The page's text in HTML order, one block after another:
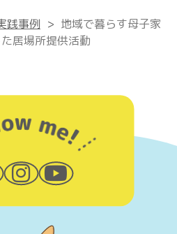
践事例 > 地域で暮らす母子家
居場所提供活動